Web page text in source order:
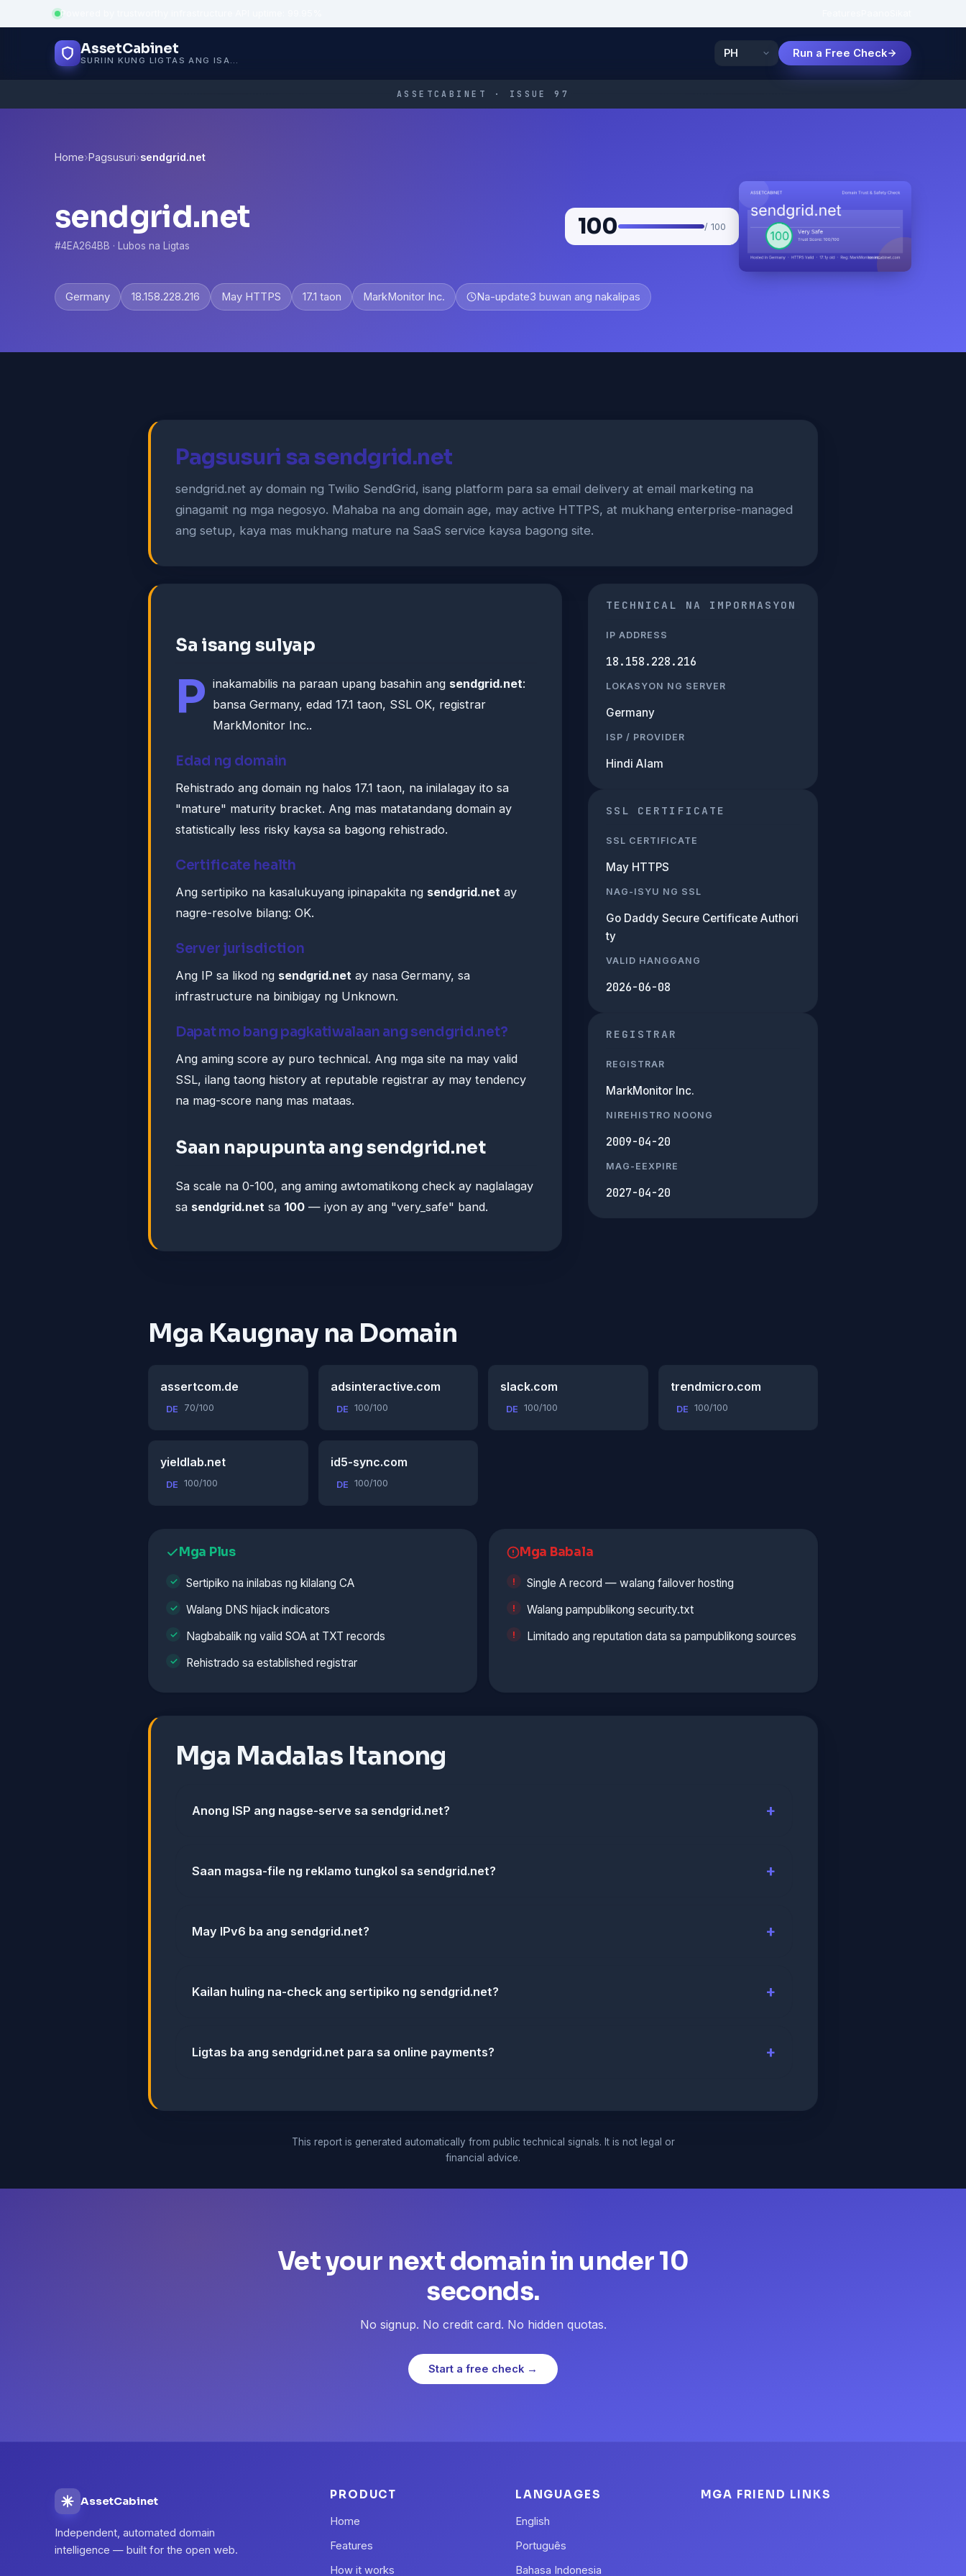
Powered by trustworthy infrastructure
AssetCabinet
SURIIN KUNG LIGTAS ANG ISANG WEBSITE
Run a Free Check
ASSETCABINET · ISSUE 97
Home›Pagsusuri›sendgrid.net
sendgrid.net
#4EA264BB · Lubos na Ligtas
100 / 100
Germany 18.158.228.216 May HTTPS 17.1 taon MarkMonitor Inc. Na-update3 buwan ang nakalipas
Pagsusuri sa sendgrid.net
sendgrid.net ay domain ng Twilio SendGrid, isang platform para sa email delivery at email marketing na
ginagamit ng mga negosyo. Mahaba na ang domain age, may active HTTPS, at mukhang enterprise-managed
ang setup, kaya mas mukhang mature na SaaS service kaysa bagong site.
Sa isang sulyap
P inakamabilis na paraan upang basahin ang sendgrid.net:
bansa Germany, edad 17.1 taon, SSL OK, registrar
MarkMonitor Inc..
Edad ng domain
Rehistrado ang domain ng halos 17.1 taon, na inilalagay ito sa
"mature" maturity bracket. Ang mas matatandang domain ay
statistically less risky kaysa sa bagong rehistrado.
Certificate health
Ang sertipiko na kasalukuyang ipinapakita ng sendgrid.net ay
nagre-resolve bilang: OK.
Server jurisdiction
Ang IP sa likod ng sendgrid.net ay nasa Germany, sa
infrastructure na binibigay ng Unknown.
Dapat mo bang pagkatiwalaan ang sendgrid.net?
Ang aming score ay puro technical. Ang mga site na may valid
SSL, ilang taong history at reputable registrar ay may tendency
na mag-score nang mas mataas.
Saan napupunta ang sendgrid.net
Sa scale na 0-100, ang aming awtomatikong check ay naglalagay
sa sendgrid.net sa 100 — iyon ay ang "very_safe" band.
TECHNICAL NA IMPORMASYON
IP ADDRESS
18.158.228.216
LOKASYON NG SERVER
Germany
ISP / PROVIDER
Hindi Alam
SSL CERTIFICATE
SSL CERTIFICATE
May HTTPS
NAG-ISYU NG SSL
Go Daddy Secure Certificate Authori
ty
VALID HANGGANG
2026-06-08
REGISTRAR
REGISTRAR
MarkMonitor Inc.
NIREHISTRO NOONG
2009-04-20
MAG-EEXPIRE
2027-04-20
Mga Kaugnay na Domain
assertcom.de
DE 70/100
adsinteractive.com
DE 100/100
slack.com
DE 100/100
trendmicro.com
DE 100/100
yieldlab.net
DE 100/100
id5-sync.com
DE 100/100
Mga Plus
Sertipiko na inilabas ng kilalang CA
Walang DNS hijack indicators
Nagbabalik ng valid SOA at TXT records
Rehistrado sa established registrar
Mga Babala
Single A record — walang failover hosting
Walang pampublikong security.txt
Limitado ang reputation data sa pampublikong sources
Mga Madalas Itanong
Anong ISP ang nagse-serve sa sendgrid.net?
Saan magsa-file ng reklamo tungkol sa sendgrid.net?
May IPv6 ba ang sendgrid.net?
Kailan huling na-check ang sertipiko ng sendgrid.net?
Ligtas ba ang sendgrid.net para sa online payments?
This report is generated automatically from public technical signals. It is not legal or
financial advice.
Vet your next domain in under 10
seconds.
No signup. No credit card. No hidden quotas.
Start a free check →
AssetCabinet
Independent, automated domain
intelligence — built for the open web.
PRODUCT
Home
Features
How it works
LANGUAGES
English
Português
Bahasa Indonesia
MGA FRIEND LINKS